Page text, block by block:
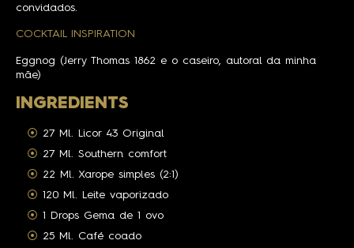
convidados.
COCKTAIL INSPIRATION
Eggnog (Jerry Thomas 1862 e o caseiro, autoral da minha
mãe)
INGREDIENTS
27 Ml. Licor 43 Original
27 Ml. Southern comfort
22 Ml. Xarope simples (2:1)
120 Ml. Leite vaporizado
1 Drops Gema de 1 ovo
25 Ml. Café coado